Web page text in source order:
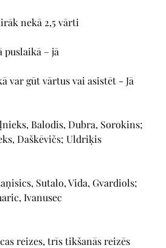
nekā 2,5 vārti
puslaikā – jā
var gūt vārtus vai asistēt - Jā
Balodis, Dubra, Sorokins;
Daškēvičs; Uldriķis
Sutalo, Vida, Gvardiols;
Ivanusec
reizes, trīs tikšanās reizēs